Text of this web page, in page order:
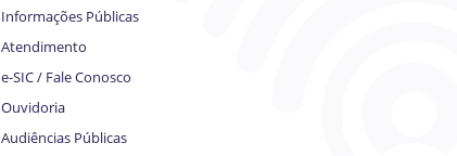
Informações Públicas
Atendimento
e-SIC / Fale Conosco
Ouvidoria
Audiências Públicas